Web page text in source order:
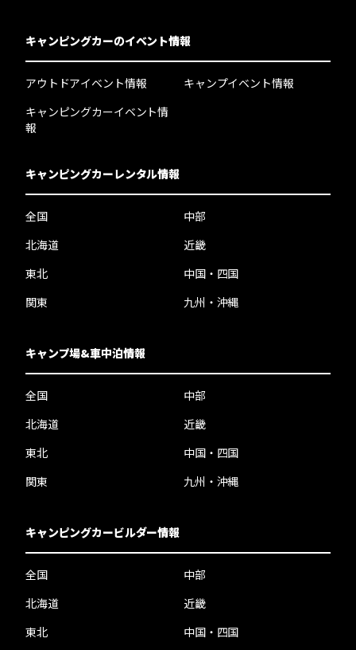
キャンピングカーのイベント情報
アウトドアイベント情報
キャンピングカーイベント情
報
キャンプイベント情報
キャンピングカーレンタル情報
全国
北海道
東北
関東
中部
近畿
中国・四国
九州・沖縄
キャンプ場&車中泊情報
全国
北海道
東北
関東
中部
近畿
中国・四国
九州・沖縄
キャンピングカービルダー情報
全国
北海道
東北
中部
近畿
中国・四国